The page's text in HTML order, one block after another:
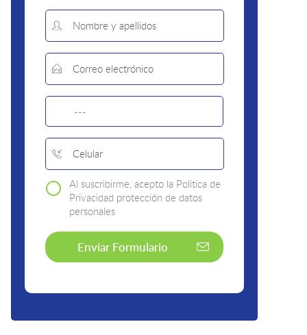
Al suscribirme, acepto la Política de
Privacidad protección de datos
personales